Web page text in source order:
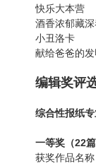
快乐
酒香浓
小丑
献给爸
编辑奖评
综合性报纸
一等奖（22篇
获奖作